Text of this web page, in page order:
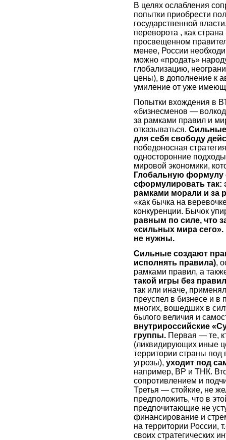
В целях ослабления
попытки приобрести
государственной
переворота , как
просвещенном
менее, России
можно «продать»
глобализацию,
цены), в дополнение к
умиление от уже
Попытки вхождения в
«бизнесменов —
за рамками правил и
отказываться. Сильные
для себя свободу
победоносная
односторонние
мировой экономики,
Глобальную формулу
сформулировать так:
рамками морали и за
«как бычка на
конкуренции. Бычок
равным по силе, что
«сильных мира
не нужны.
Сильные создают
исполнять правила),
рамками правил, а
такой игры без
так или иначе,
преуспел в бизнесе и в
многих, вошедших в
былого величия и
внутрироссийские
группы. Первая — те,
(ликвидирующих иные
территории страны под
угрозы), уходит под
например, ВР и ТНК.
сопротивлением и
Третья — стойкие, не
предположить, что в
предпочитающие не
финансирование и
на территории России,
своих стратегических